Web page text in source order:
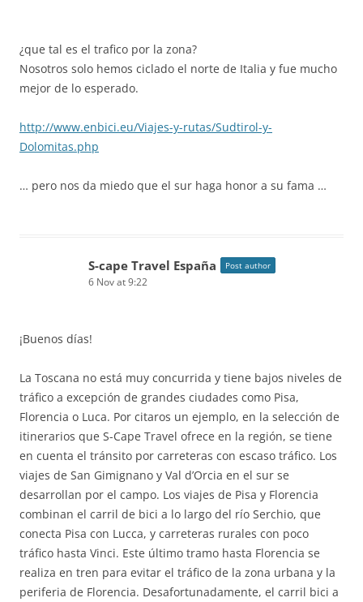
¿que tal es el trafico por la zona?
Nosotros solo hemos ciclado el norte de Italia y fue mucho
mejor de lo esperado.
http://www.enbici.eu/Viajes-y-rutas/Sudtirol-y-
Dolomitas.php
… pero nos da miedo que el sur haga honor a su fama …
S-cape Travel España Post author
6 Nov at 9:22
¡Buenos días!
La Toscana no está muy concurrida y tiene bajos niveles de
tráfico a excepción de grandes ciudades como Pisa,
Florencia o Luca. Por citaros un ejemplo, en la selección de
itinerarios que S-Cape Travel ofrece en la región, se tiene
en cuenta el tránsito por carreteras con escaso tráfico. Los
viajes de San Gimignano y Val d’Orcia en el sur se
desarrollan por el campo. Los viajes de Pisa y Florencia
combinan el carril de bici a lo largo del río Serchio, que
conecta Pisa con Lucca, y carreteras rurales con poco
tráfico hasta Vinci. Este último tramo hasta Florencia se
realiza en tren para evitar el tráfico de la zona urbana y la
periferia de Florencia. Desafortunadamente, el carril bici a